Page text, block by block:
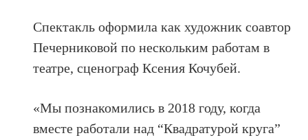
Спектакль оформила как художник соавтор
Печерниковой по нескольким работам в
театре, сценограф Ксения Кочубей.
«Мы познакомились в 2018 году, когда
вместе работали над “Квадратурой круга”